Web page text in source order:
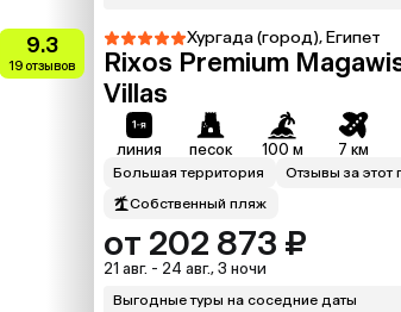
9.3
19 отзывов
Хургада (город), Египет
Rixos Premium
Villas
линия песок 100 м 7 км
Большая территория Отзывы за этот
Собственный пляж
от 202 873 ₽
21 авг. - 24 авг., 3 ночи
Выгодные туры на соседние даты